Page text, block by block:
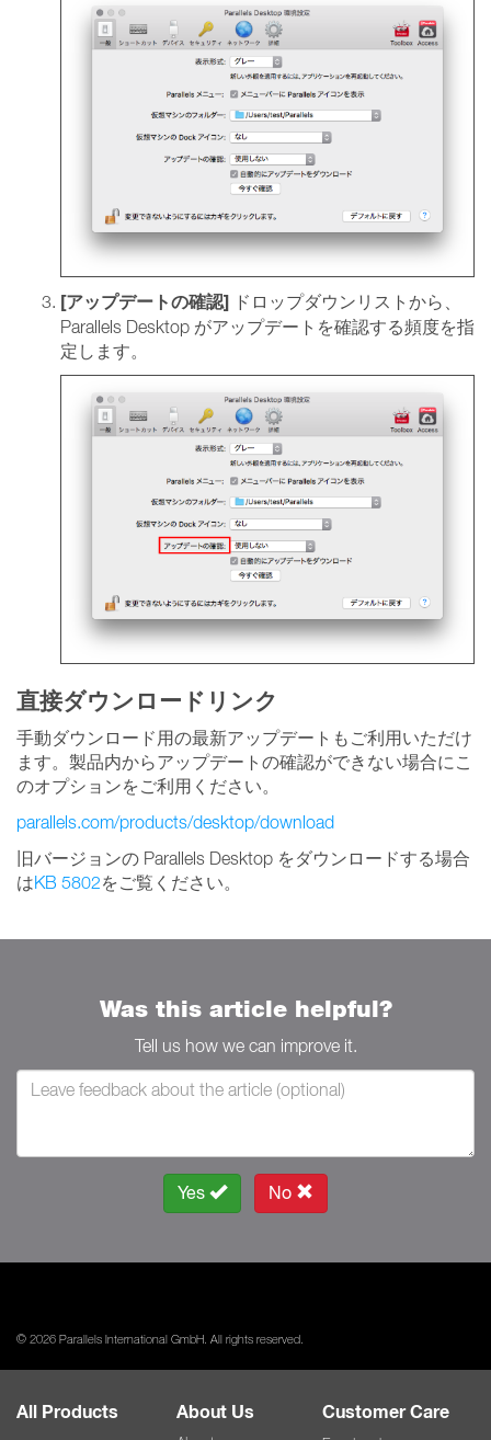
[アップデートの確認] ドロップダウンリストから、
Parallels Desktop がアップデートを確認する頻度を指
定します。
直接ダウンロードリンク
手動ダウンロード用の最新アップデートもご利用いただけ
ます。製品内からアップデートの確認ができない場合にこ
のオプションをご利用ください。
parallels.com/products/desktop/download
旧バージョンの Parallels Desktop をダウンロードする場合
はKB 5802をご覧ください。
Was this article helpful?
Tell us how we can improve it.
Yes No
© 2026 Parallels International GmbH. All rights reserved.
All Products About Us Customer Care